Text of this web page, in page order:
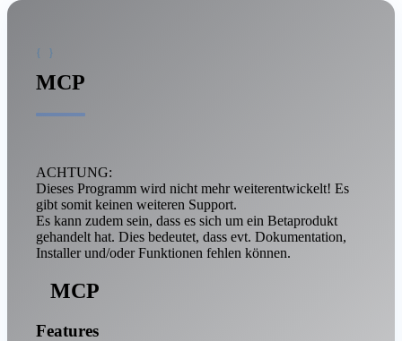
MCP
ACHTUNG:
Dieses Programm wird nicht mehr weiterentwickelt! Es
gibt somit keinen weiteren Support.
Es kann zudem sein, dass es sich um ein Betaprodukt
gehandelt hat. Dies bedeutet, dass evt. Dokumentation,
Installer und/oder Funktionen fehlen können.
MCP
Features